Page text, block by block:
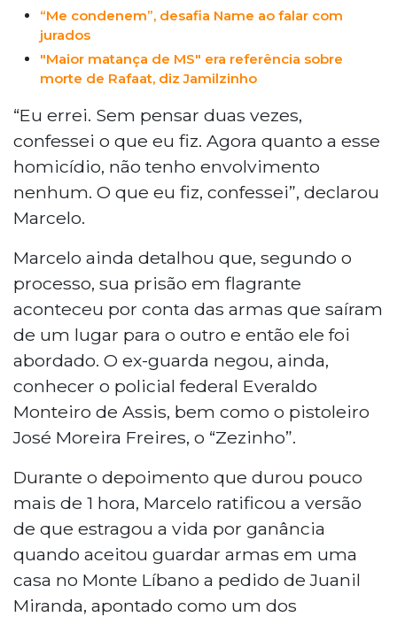
“Me condenem”, desafia Name ao falar com
jurados
"Maior matança de MS" era referência sobre
morte de Rafaat, diz Jamilzinho
“Eu errei. Sem pensar duas vezes,
confessei o que eu fiz. Agora quanto a esse
homicídio, não tenho envolvimento
nenhum. O que eu fiz, confessei”, declarou
Marcelo.
Marcelo ainda detalhou que, segundo o
processo, sua prisão em flagrante
aconteceu por conta das armas que saíram
de um lugar para o outro e então ele foi
abordado. O ex-guarda negou, ainda,
conhecer o policial federal Everaldo
Monteiro de Assis, bem como o pistoleiro
José Moreira Freires, o “Zezinho”.
Durante o depoimento que durou pouco
mais de 1 hora, Marcelo ratificou a versão
de que estragou a vida por ganância
quando aceitou guardar armas em uma
casa no Monte Líbano a pedido de Juanil
Miranda, apontado como um dos